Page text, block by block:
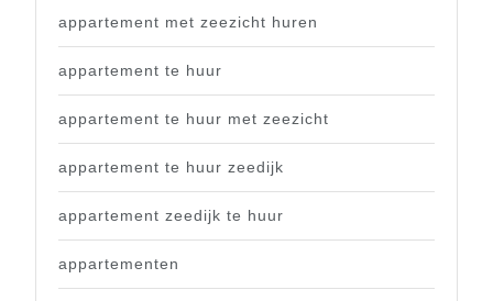
appartement met zeezicht huren
appartement te huur
appartement te huur met zeezicht
appartement te huur zeedijk
appartement zeedijk te huur
appartementen